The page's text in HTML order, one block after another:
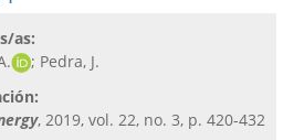
as:
; Pedra, J.
, 2019, vol. 22, no. 3, p. 420-432